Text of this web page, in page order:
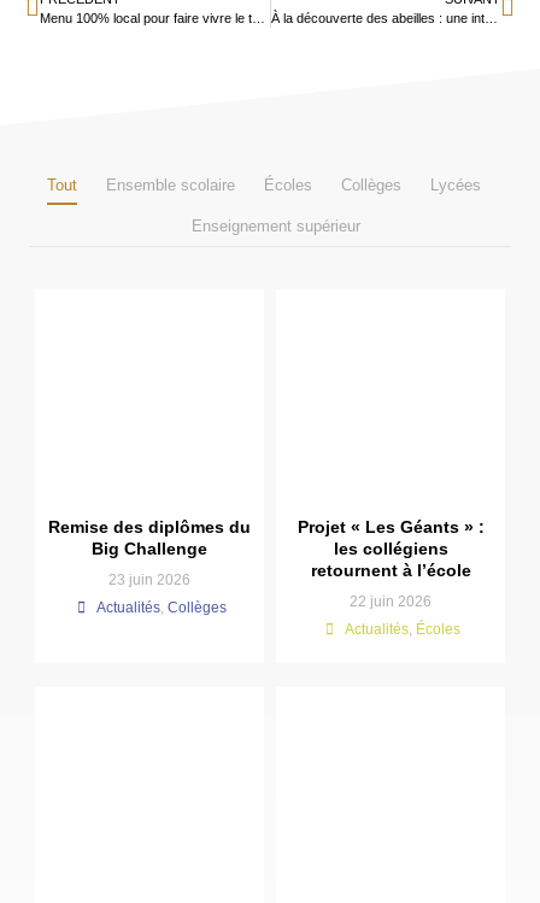
Menu 100% local pour faire vivre le territoire
À la découverte des abeilles : une intervention ludique et pédagogique
Tout Ensemble scolaire Écoles Collèges Lycées
Enseignement supérieur
Remise des diplômes du
Big Challenge
23 juin 2026
Actualités, Collèges
Projet « Les Géants » :
les collégiens
retournent à l’école
22 juin 2026
Actualités, Écoles